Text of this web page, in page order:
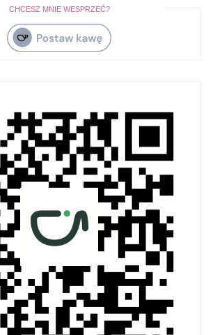
CHCESZ MNIE WESPRZEĆ?